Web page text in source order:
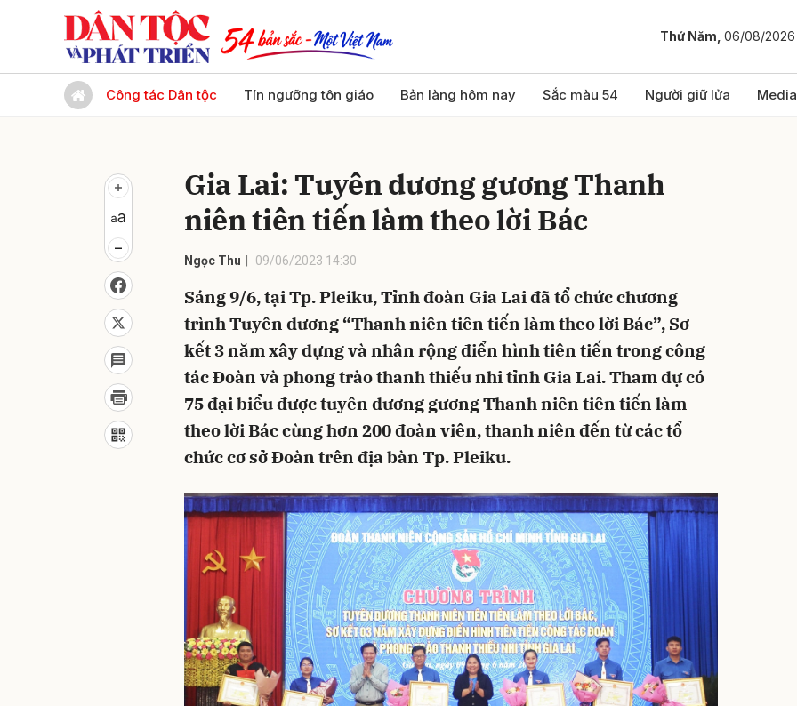
Thứ Năm, 06/08/2026
Công tác Dân tộc Tín ngưỡng tôn giáo Bản làng hôm nay Sắc màu 54 Người giữ lửa Media
Gia Lai: Tuyên dương gương Thanh
niên tiên tiến làm theo lời Bác
Ngọc Thu 09/06/2023 14:30
Sáng 9/6, tại Tp. Pleiku, Tỉnh đoàn Gia Lai đã tổ chức chương
trình Tuyên dương “Thanh niên tiên tiến làm theo lời Bác”, Sơ
kết 3 năm xây dựng và nhân rộng điển hình tiên tiến trong công
tác Đoàn và phong trào thanh thiếu nhi tỉnh Gia Lai. Tham dự có
75 đại biểu được tuyên dương gương Thanh niên tiên tiến làm
theo lời Bác cùng hơn 200 đoàn viên, thanh niên đến từ các tổ
chức cơ sở Đoàn trên địa bàn Tp. Pleiku.
Gửi bình luận